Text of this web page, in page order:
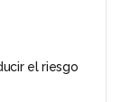
el riesgo